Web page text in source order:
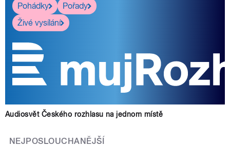
Pohádky
Pořady
Živé vysílání
Audiosvět Českého rozhlasu na jednom místě
NEJPOSLOUCHANĚJŠÍ